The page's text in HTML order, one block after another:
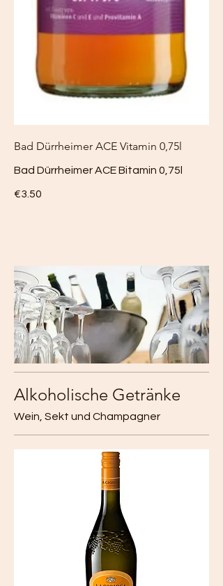
Bad Dürrheimer ACE Vitamin 0,75l
Bad Dürrheimer ACE Bitamin 0,75l
€3.50
Alkoholische Getränke
Wein, Sekt und Champagner